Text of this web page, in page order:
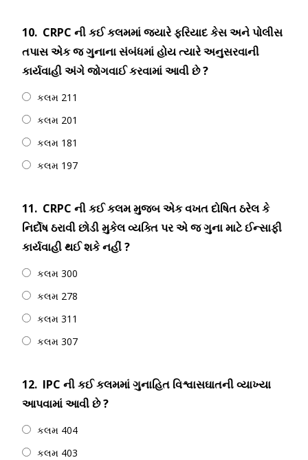
10. CRPC ની કઈ કલમમાં જ્યારે ફરિયાદ કેસ અને પોલીસ
તપાસ એક જ ગુનાના સંબંધમાં હોય ત્યારે અનુસરવાની
કાર્યવાહી અંગે જોગવાઈ કરવામાં આવી છે ?
કલમ 211
કલમ 201
કલમ 181
કલમ 197
11. CRPC ની કઈ કલમ મુજબ એક વખત દોષિત ઠરેલ કે
નિર્દોષ ઠરાવી છોડી મુકેલ વ્યક્તિ પર એ જ ગુના માટે ઈન્સાફી
કાર્યવાહી થઈ શકે નહીં ?
કલમ 300
કલમ 278
કલમ 311
કલમ 307
12. IPC ની કઈ કલમમાં ગુનાહિત વિશ્વાસઘાતની વ્યાખ્યા
આપવામાં આવી છે ?
કલમ 404
કલમ 403